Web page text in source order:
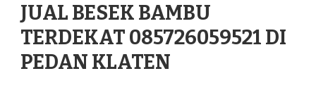
JUAL BESEK BAMBU
TERDEKAT 085726059521 DI
PEDAN KLATEN